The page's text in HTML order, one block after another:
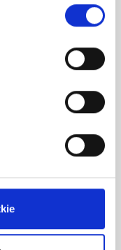
„Follow
prowadzącymi
(Bluetooth,